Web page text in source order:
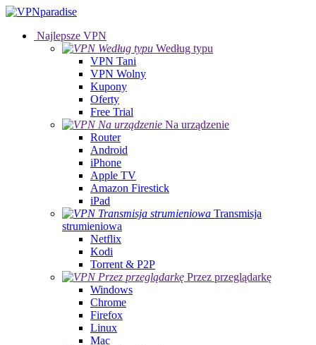
Najlepsze VPN
Według typu
VPN Tani
VPN Wolny
Kupony
Oferty
Free Trial
Na urządzenie
Router
Android
iPhone
Apple TV
Amazon Firestick
iPad
Transmisja
strumieniowa
Netflix
Kodi
Torrent & P2P
Przez przeglądarkę
Windows
Chrome
Firefox
Linux
Mac